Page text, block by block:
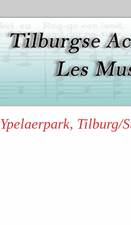
Ypelaerpark, Tilburg/